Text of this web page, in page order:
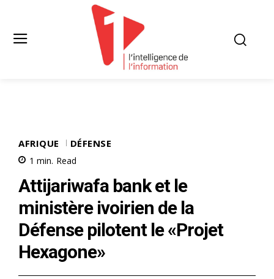
AFRIQUE DÉFENSE
1 min. Read
Attijariwafa bank et le
ministère ivoirien de la
Défense pilotent le «Projet
Hexagone»